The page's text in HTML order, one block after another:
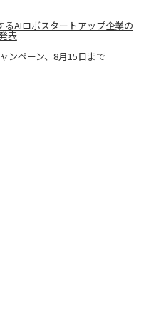
AIロボスタートアップ企業の
表
ンペーン、8月15日まで